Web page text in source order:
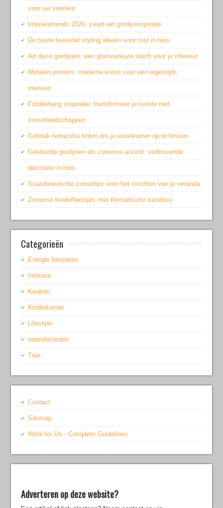
voor uw interieur
Interieurtrends 2026: zwart-wit gordijninspiratie
De beste lavendel styling ideeën voor rust in huis
Art deco gordijnen: een glamoureuze touch voor je interieur
Metalen posters: moderne kunst voor een eigentijds
interieur
Fotobehang inspiratie: transformeer je ruimte met
zomerlandschappen
Gebruik terracotta tinten om je woonkamer op te frissen
Gekleurde gordijnen als zomerse accent: verfrissende
decoratie in huis
Scandinavische zomertips voor het inrichten van je veranda
Zomerse kinderfeestjes met thematische tuindeco
Categorieën
Energie besparen
Interieur
Keuken
Kinderkamer
Lifestyle
raamdecoratie
Tuin
Contact
Sitemap
Write for Us - Complete Guidelines
Adverteren op deze website?